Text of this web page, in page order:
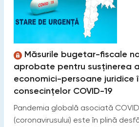
Măsurile bugetar-fiscale
aprobate pentru susținerea
economici-persoane juridice
consecințelor COVID-19
Pandemia globală asociată
(coronavirusului) este în plină